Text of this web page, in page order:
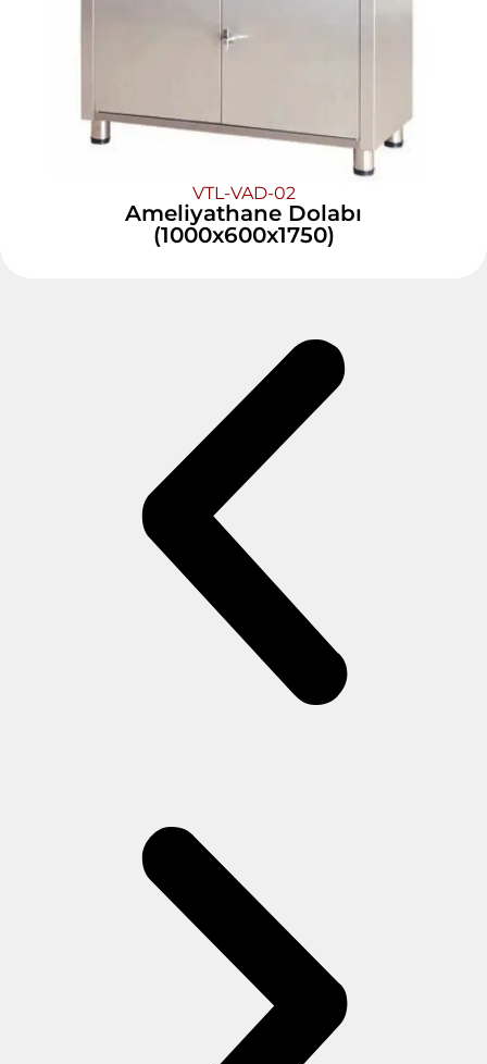
VTL-VAD-02
Ameliyathane Dolabı
(1000x600x1750)